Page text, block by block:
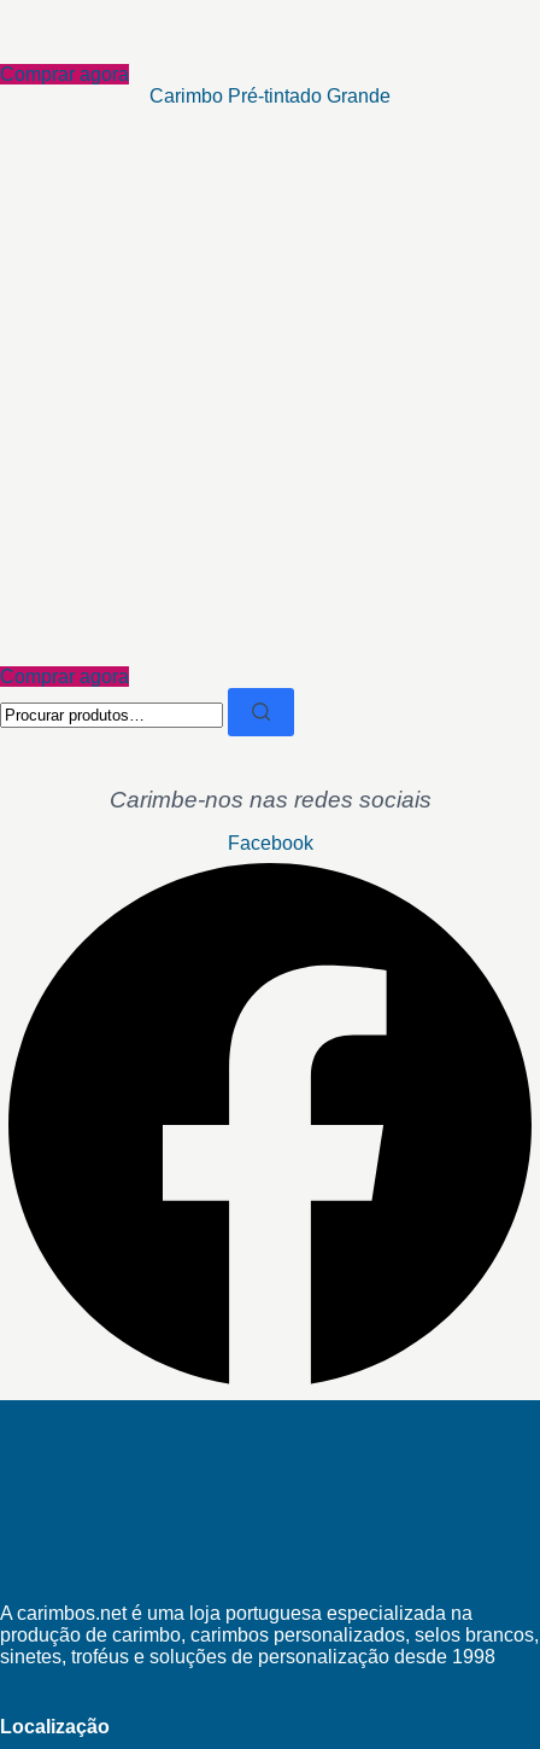
Comprar agora
Carimbo Pré-tintado Grande
Comprar agora
por:
Carimbe-nos nas redes sociais
Facebook
A carimbos.net é uma loja portuguesa especializada na
produção de carimbo, carimbos personalizados, selos brancos,
sinetes, troféus e soluções de personalização desde 1998
Localização